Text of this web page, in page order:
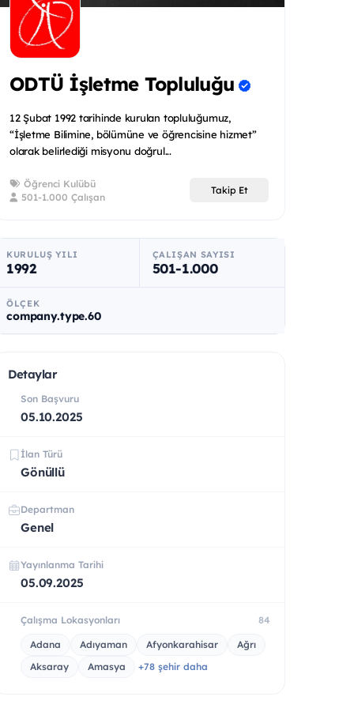
ODTÜ İşletme Topluluğu
12 Şubat 1992 tarihinde kurulan topluluğumuz,
“İşletme Bilimine, bölümüne ve öğrencisine hizmet”
olarak belirlediği misyonu doğrul...
Öğrenci Kulübü
501-1.000 Çalışan
Takip Et
KURULUŞ YILI
1992
ÇALIŞAN SAYISI
501-1.000
ÖLÇEK
company.type.60
Detaylar
Son Başvuru
05.10.2025
İlan Türü
Gönüllü
Departman
Genel
Yayınlanma Tarihi
05.09.2025
Çalışma Lokasyonları 84
Adana Adıyaman Afyonkarahisar
Ağrı
Aksaray
Amasya +78 şehir daha